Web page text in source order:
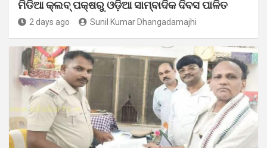
ମିଡିଆ କ୍ଲବ୍ ପକ୍ଷରୁ ଓଡ଼ିଆ ସାମ୍ବାଦିକ ଦିବସ ପାଳିତ
2 days ago Sunil Kumar Dhangadamajhi